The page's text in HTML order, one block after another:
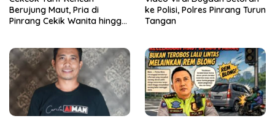
Berujung Maut, Pria di
Pinrang Cekik Wanita hingga
ke Polisi, Polres Pinrang Turun
Tangan